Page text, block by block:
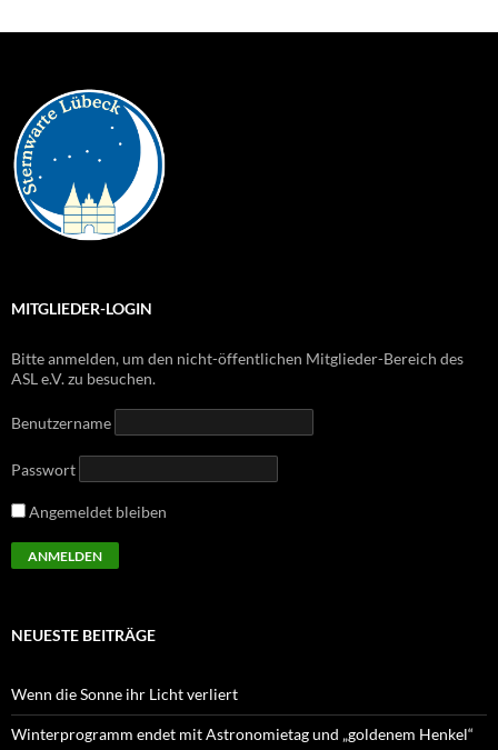
MITGLIEDER-LOGIN
Bitte anmelden, um den nicht-öffentlichen Mitglieder-Bereich des
ASL e.V. zu besuchen.
Benutzername
Passwort
Angemeldet bleiben
NEUESTE BEITRÄGE
Wenn die Sonne ihr Licht verliert
Winterprogramm endet mit Astronomietag und „goldenem Henkel“